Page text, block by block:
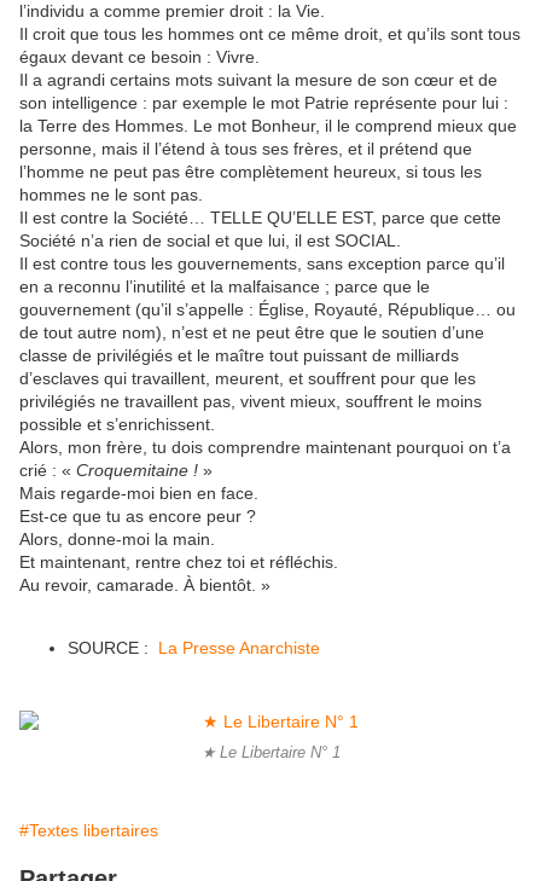
l’individu a comme premier droit : la Vie.
Il croit que tous les hommes ont ce même droit, et qu’ils sont tous
égaux devant ce besoin : Vivre.
Il a agrandi certains mots suivant la mesure de son cœur et de
son intelligence : par exemple le mot Patrie représente pour lui :
la Terre des Hommes. Le mot Bonheur, il le comprend mieux que
personne, mais il l’étend à tous ses frères, et il prétend que
l’homme ne peut pas être complètement heureux, si tous les
hommes ne le sont pas.
Il est contre la Société… TELLE QU’ELLE EST, parce que cette
Société n’a rien de social et que lui, il est SOCIAL.
Il est contre tous les gouvernements, sans exception parce qu’il
en a reconnu l’inutilité et la malfaisance ; parce que le
gouvernement (qu’il s’appelle : Église, Royauté, République… ou
de tout autre nom), n’est et ne peut être que le soutien d’une
classe de privilégiés et le maître tout puissant de milliards
d’esclaves qui travaillent, meurent, et souffrent pour que les
privilégiés ne travaillent pas, vivent mieux, souffrent le moins
possible et s’enrichissent.
Alors, mon frère, tu dois comprendre maintenant pourquoi on t’a
crié : « Croquemitaine ! »
Mais regarde-moi bien en face.
Est-ce que tu as encore peur ?
Alors, donne-moi la main.
Et maintenant, rentre chez toi et réfléchis.
Au revoir, camarade. À bientôt. »
SOURCE : La Presse Anarchiste
★ Le Libertaire N° 1
#Textes libertaires